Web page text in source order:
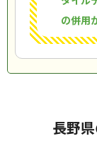
の併用
長野